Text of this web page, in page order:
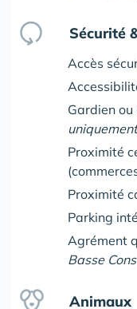
Sécurité
Accès
Gardien ou
uniquement
Proximité
Proximité
Parking
Agrément
Basse
Animaux